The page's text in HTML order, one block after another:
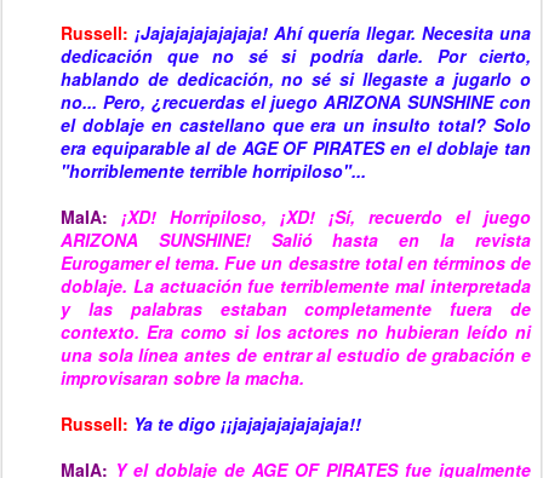
Russell: ¡Jajajajajajajaja! Ahí quería llegar. Necesita una
dedicación que no sé si podría darle. Por cierto,
hablando de dedicación,no sé si llegaste a jugarlo o
no... Pero, ¿recuerdas el juego ARIZONA SUNSHINE con
el doblaje en castellano que era un insulto total? Solo
era equiparable al de AGE OF PIRATES en el doblaje tan
"horriblemente terrible horripiloso"...
MaIA: ¡XD! Horripiloso, ¡XD! ¡Sí, recuerdo el juego
ARIZONA SUNSHINE! Salió hasta en la revista
Eurogamer el tema. Fue un desastre total en términos de
doblaje. La actuación fue terriblemente mal interpretada
y las palabras estaban completamente fuera de
contexto. Era como si los actores no hubieran leído ni
una sola línea antes de entrar al estudio de grabación e
improvisaran sobre la macha.
Russell: Ya te digo ¡¡jajajajajajajaja!!
MaIA: Y el doblaje de AGE OF PIRATES fue igualmente